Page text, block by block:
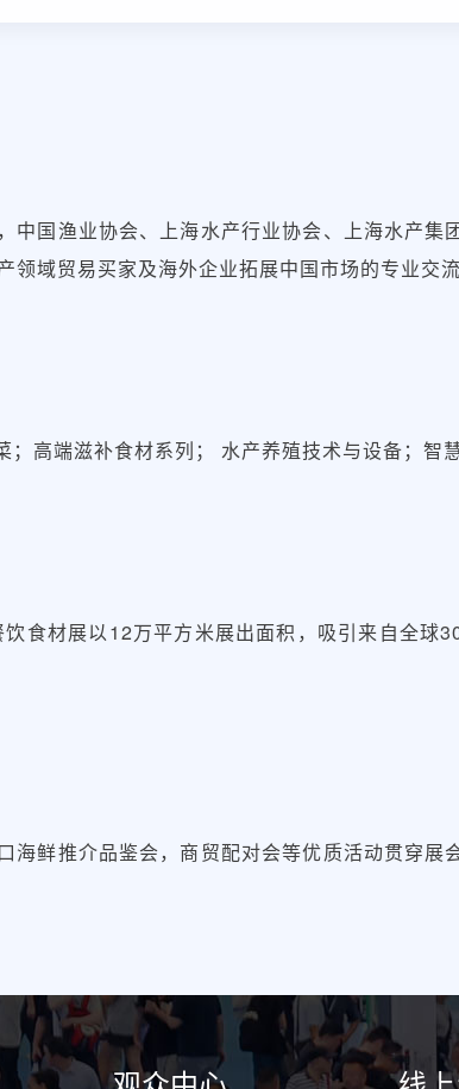
中国渔业协会、上海水产行业协会、上海水产
域贸易买家及海外企业拓展中国市场的专业交
高端滋补食材系列； 水产养殖技术与设备；智
食材展以12万平方米展出面积，吸引来自全球
海鲜推介品鉴会，商贸配对会等优质活动贯穿